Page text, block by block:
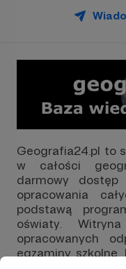
Geografia24.pl to
w całości
darmowy
opracowania
podstawą
oświaty.
opracowanych
egzaminy